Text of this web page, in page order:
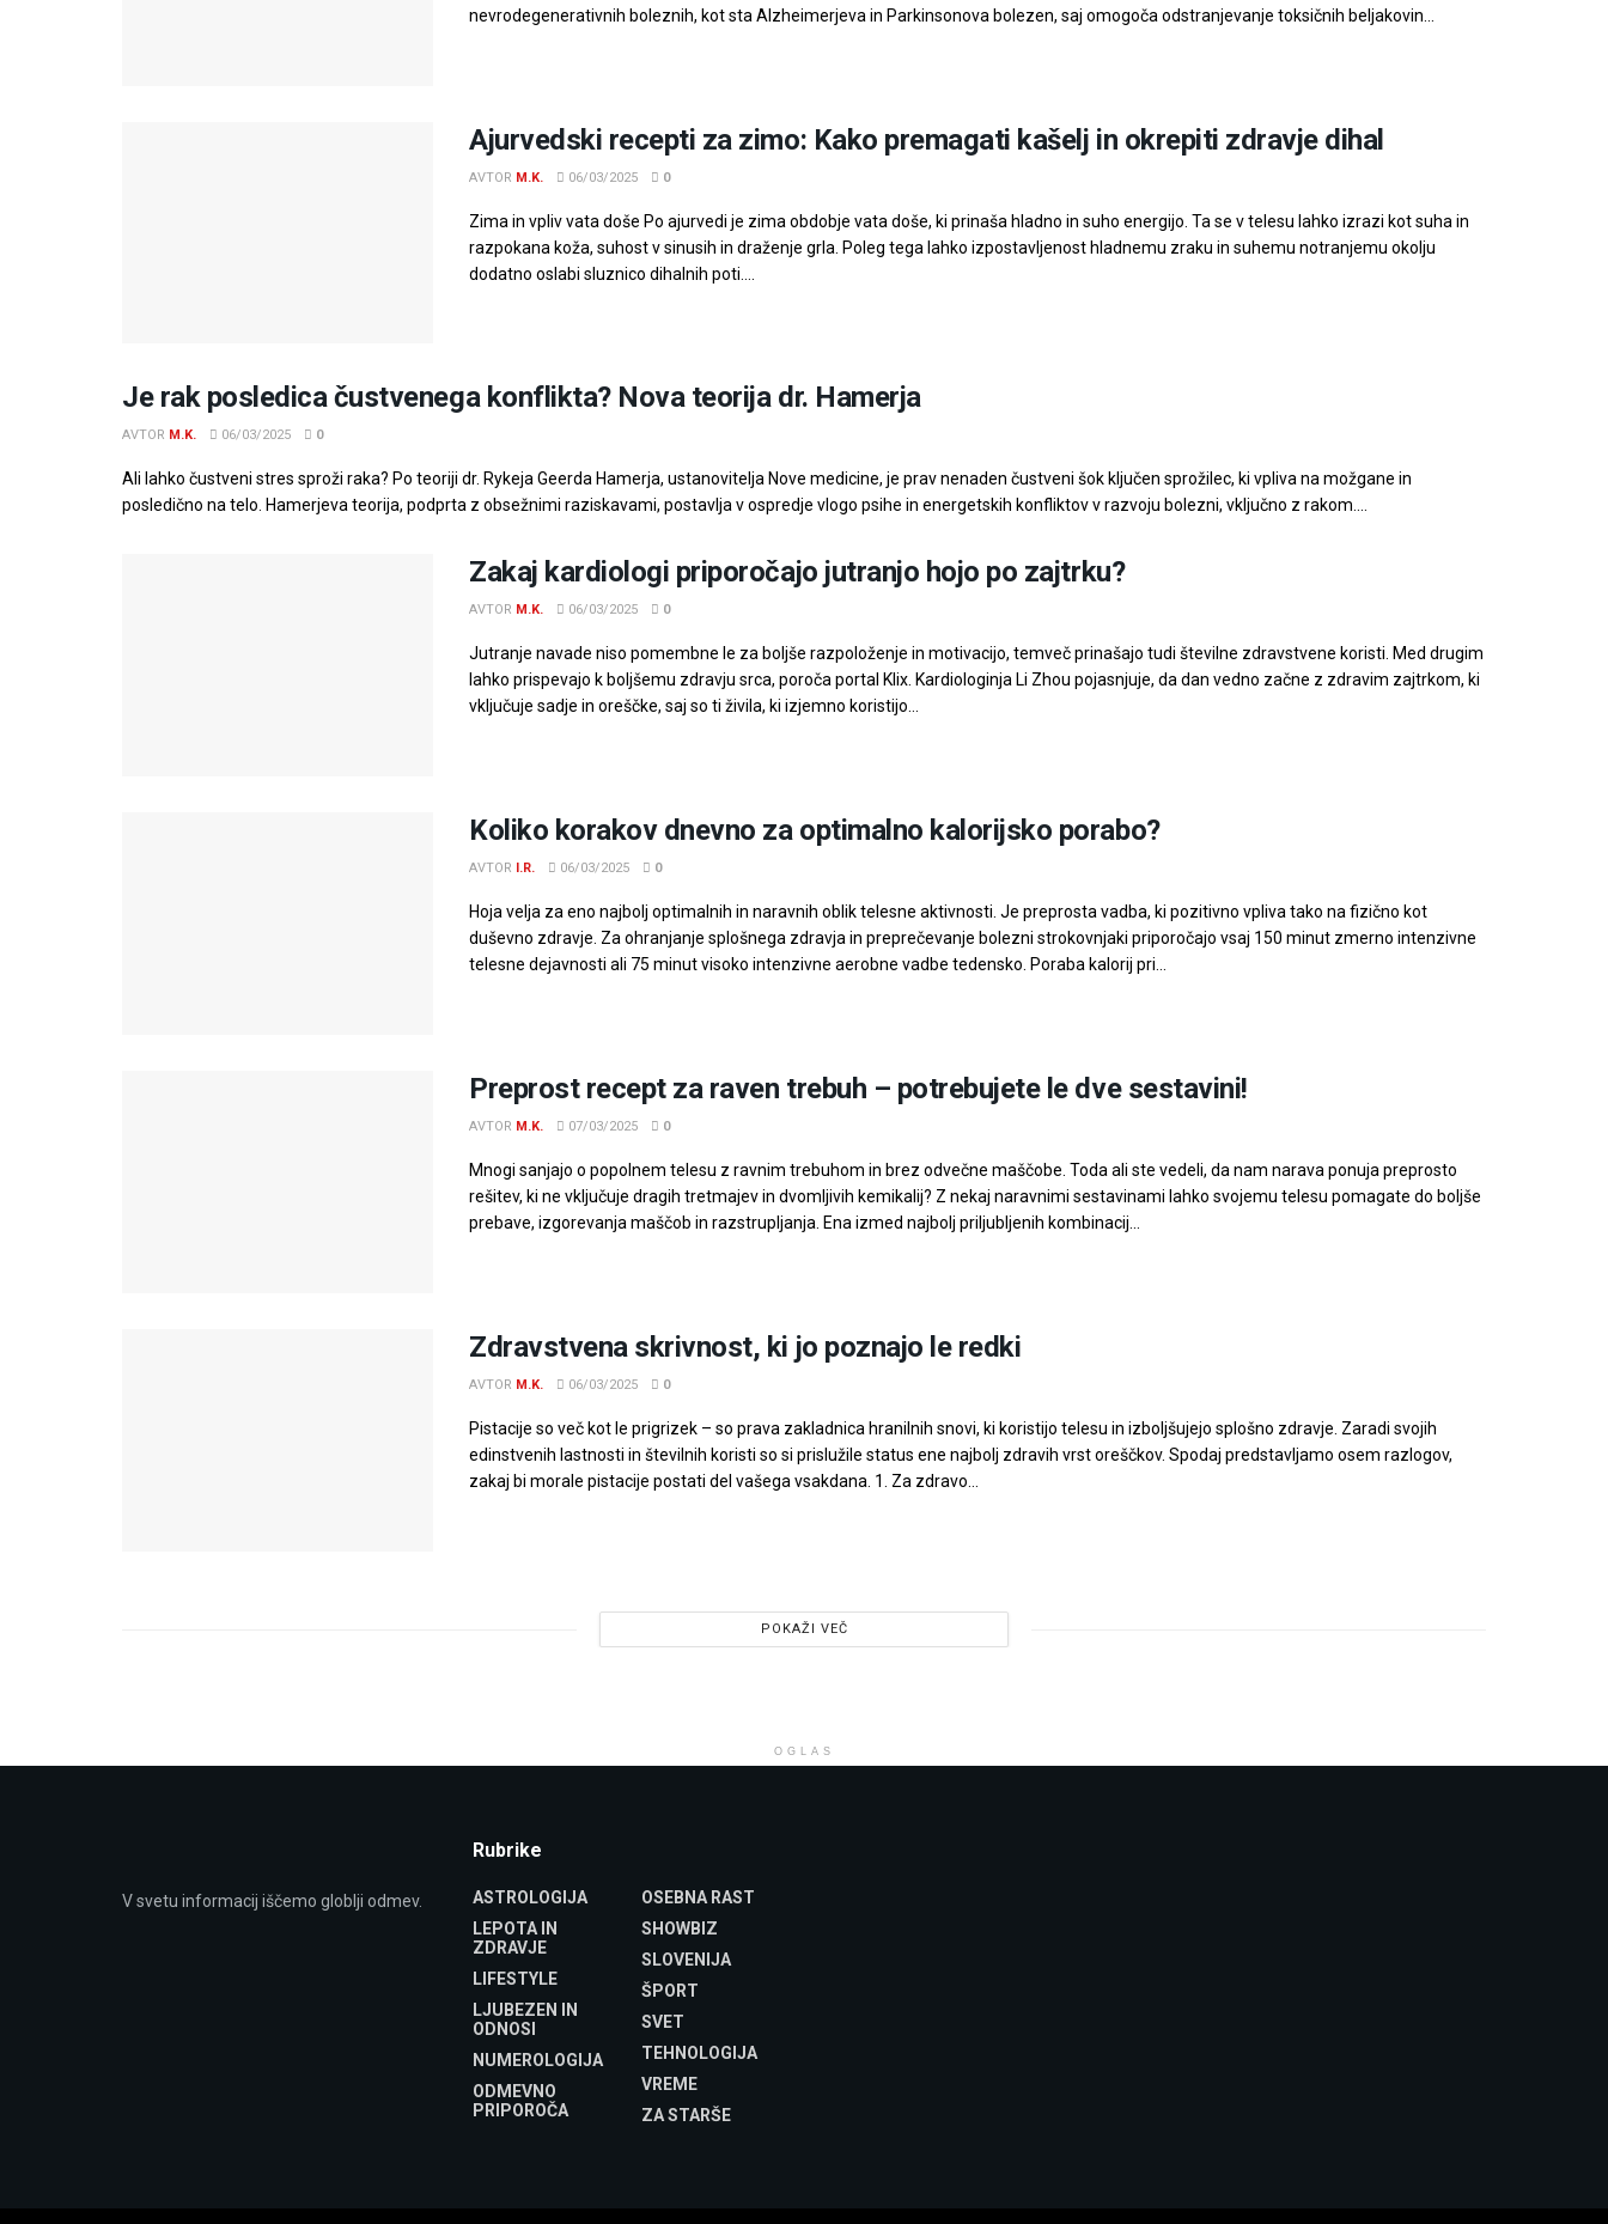
nevrodegenerativnih boleznih, kot sta Alzheimerjeva in Parkinsonova bolezen, saj omogoča odstranjevanje toksičnih beljakovin...
Ajurvedski recepti za zimo: Kako premagati kašelj in okrepiti zdravje dihal
AVTOR M.K. 06/03/2025 0
Zima in vpliv vata doše Po ajurvedi je zima obdobje vata doše, ki prinaša hladno in suho energijo. Ta se v telesu lahko izrazi kot suha in
razpokana koža, suhost v sinusih in draženje grla. Poleg tega lahko izpostavljenost hladnemu zraku in suhemu notranjemu okolju
dodatno oslabi sluznico dihalnih poti....
Je rak posledica čustvenega konflikta? Nova teorija dr. Hamerja
AVTOR M.K. 06/03/2025 0
Ali lahko čustveni stres sproži raka? Po teoriji dr. Rykeja Geerda Hamerja, ustanovitelja Nove medicine, je prav nenaden čustveni šok ključen sprožilec, ki vpliva na možgane in
posledično na telo. Hamerjeva teorija, podprta z obsežnimi raziskavami, postavlja v ospredje vlogo psihe in energetskih konfliktov v razvoju bolezni, vključno z rakom....
Zakaj kardiologi priporočajo jutranjo hojo po zajtrku?
AVTOR M.K. 06/03/2025 0
Jutranje navade niso pomembne le za boljše razpoloženje in motivacijo, temveč prinašajo tudi številne zdravstvene koristi. Med drugim
lahko prispevajo k boljšemu zdravju srca, poroča portal Klix. Kardiologinja Li Zhou pojasnjuje, da dan vedno začne z zdravim zajtrkom, ki
vključuje sadje in oreščke, saj so ti živila, ki izjemno koristijo...
Koliko korakov dnevno za optimalno kalorijsko porabo?
AVTOR I.R. 06/03/2025 0
Hoja velja za eno najbolj optimalnih in naravnih oblik telesne aktivnosti. Je preprosta vadba, ki pozitivno vpliva tako na fizično kot
duševno zdravje. Za ohranjanje splošnega zdravja in preprečevanje bolezni strokovnjaki priporočajo vsaj 150 minut zmerno intenzivne
telesne dejavnosti ali 75 minut visoko intenzivne aerobne vadbe tedensko. Poraba kalorij pri...
Preprost recept za raven trebuh – potrebujete le dve sestavini!
AVTOR M.K. 07/03/2025 0
Mnogi sanjajo o popolnem telesu z ravnim trebuhom in brez odvečne maščobe. Toda ali ste vedeli, da nam narava ponuja preprosto
rešitev, ki ne vključuje dragih tretmajev in dvomljivih kemikalij? Z nekaj naravnimi sestavinami lahko svojemu telesu pomagate do boljše
prebave, izgorevanja maščob in razstrupljanja. Ena izmed najbolj priljubljenih kombinacij...
Zdravstvena skrivnost, ki jo poznajo le redki
AVTOR M.K. 06/03/2025 0
Pistacije so več kot le prigrizek – so prava zakladnica hranilnih snovi, ki koristijo telesu in izboljšujejo splošno zdravje. Zaradi svojih
edinstvenih lastnosti in številnih koristi so si prislužile status ene najbolj zdravih vrst oreščkov. Spodaj predstavljamo osem razlogov,
zakaj bi morale pistacije postati del vašega vsakdana. 1. Za zdravo...
POKAŽI VEČ
OGLAS
V svetu informacij iščemo globlji odmev.
Rubrike
ASTROLOGIJA
LEPOTA IN
ZDRAVJE
LIFESTYLE
LJUBEZEN IN
ODNOSI
NUMEROLOGIJA
ODMEVNO
PRIPOROČA
OSEBNA RAST
SHOWBIZ
SLOVENIJA
ŠPORT
SVET
TEHNOLOGIJA
VREME
ZA STARŠE